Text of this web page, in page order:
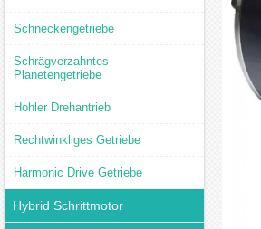
Schneckengetriebe
Schrägverzahntes
Planetengetriebe
Hohler Drehantrieb
Rechtwinkliges Getriebe
Harmonic Drive Getriebe
Hybrid Schrittmotor